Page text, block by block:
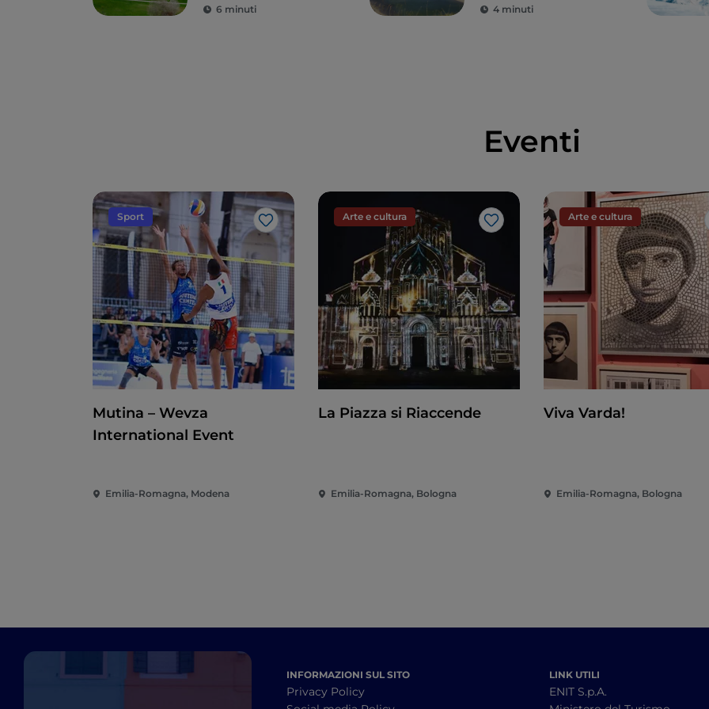
6 minuti 4 minuti
Eventi
Sport
Like
Mutina – Wevza
International Event
Emilia-Romagna, Modena
Arte e cultura
Like
La Piazza si Riaccende
Emilia-Romagna, Bologna
Arte e cultura
Viva Varda!
Emilia-Romagna, Bologna
INFORMAZIONI SUL SITO
Privacy Policy
LINK UTILI
ENIT S.p.A.